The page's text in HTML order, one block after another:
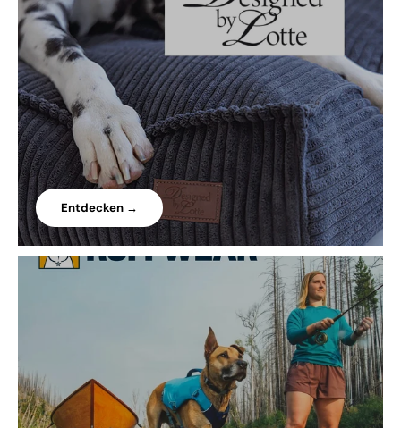
Entdecken →